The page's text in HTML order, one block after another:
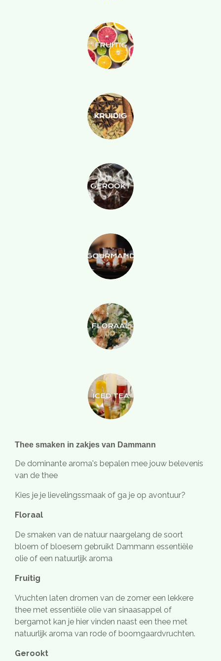
Thee smaken in zakjes van Dammann
De dominante aroma's bepalen mee jouw belevenis
van de thee
Kies je je lievelingssmaak of ga je op avontuur?
Floraal
De smaken van de natuur naargelang de soort
bloem of bloesem gebruikt Dammann essentiële
olie of een natuurlijk aroma
Fruitig
Vruchten laten dromen van de zomer een lekkere
thee met essentiële olie van sinaasappel of
bergamot kan je hier vinden naast een thee met
natuurlijk aroma van rode of boomgaardvruchten.
Gerookt